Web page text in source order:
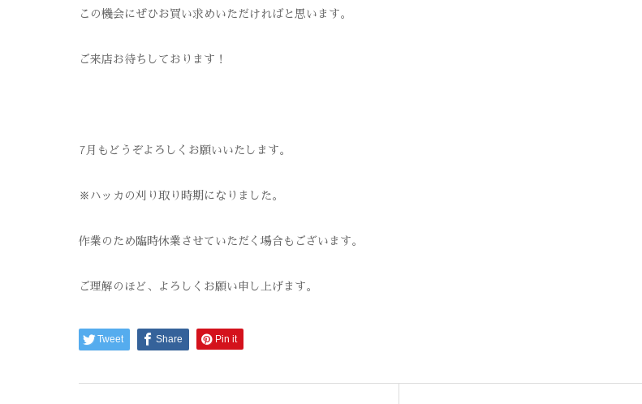
この機会にぜひお買い求めいただければと思います。
ご来店お待ちしております！
7月もどうぞよろしくお願いいたします。
※ハッカの刈り取り時期になりました。
作業のため臨時休業させていただく場合もございます。
ご理解のほど、よろしくお願い申し上げます。
Tweet Share Pin it